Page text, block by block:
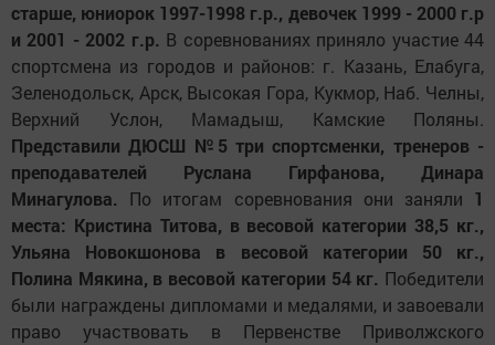
старше, юниорок 1997-1998 г.р., девочек 1999 - 2000 г.р
и 2001 - 2002 г.р. В соревнованиях приняло участие 44
спортсмена из городов и районов: г. Казань, Елабуга,
Зеленодольск, Арск, Высокая Гора, Кукмор, Наб. Челны,
Верхний Услон, Мамадыш, Камские Поляны.
Представили ДЮСШ №5 три спортсменки, тренеров -
преподавателей Руслана Гирфанова, Динара
Минагулова. По итогам соревнования они заняли 1
места: Кристина Титова, в весовой категории 38,5 кг.,
Ульяна Новокшонова в весовой категории 50 кг.,
Полина Мякина, в весовой категории 54 кг. Победители
были награждены дипломами и медалями, и завоевали
право участвовать в Первенстве Приволжского